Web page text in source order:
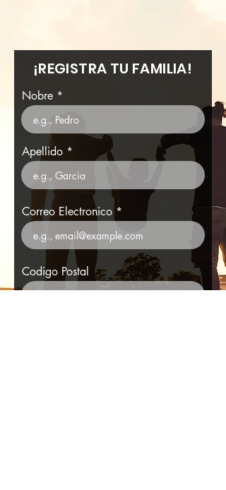
¡REGISTRA TU FAMILIA!
Nobre
Apellido
Correo Electronico
Codigo Postal